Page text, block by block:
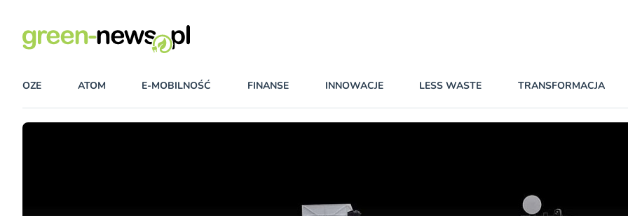
OZE ATOM E-MOBILNOŚĆ FINANSE INNOWACJE LESS WASTE TRANSFORMACJA